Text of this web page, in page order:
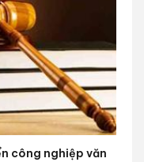
công nghiệp văn